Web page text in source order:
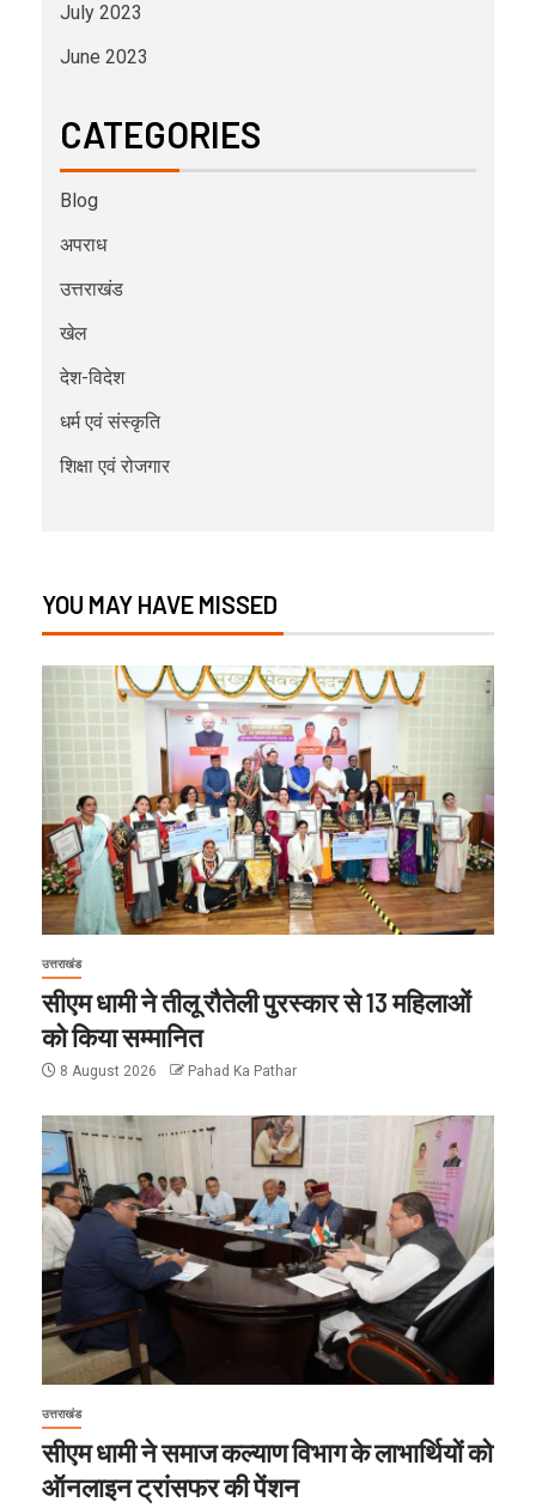
July 2023
June 2023
CATEGORIES
Blog
अपराध
उत्तराखंड
खेल
देश-विदेश
धर्म एवं संस्कृति
शिक्षा एवं रोजगार
YOU MAY HAVE MISSED
उत्तराखंड
सीएम धामी ने तीलू रौतेली पुरस्कार से 13 महिलाओं
को किया सम्मानित
8 August 2026 Pahad Ka Pathar
उत्तराखंड
सीएम धामी ने समाज कल्याण विभाग के लाभार्थियों को
ऑनलाइन ट्रांसफर की पेंशन